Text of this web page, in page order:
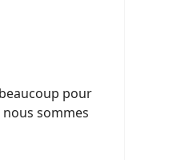
pour
sommes